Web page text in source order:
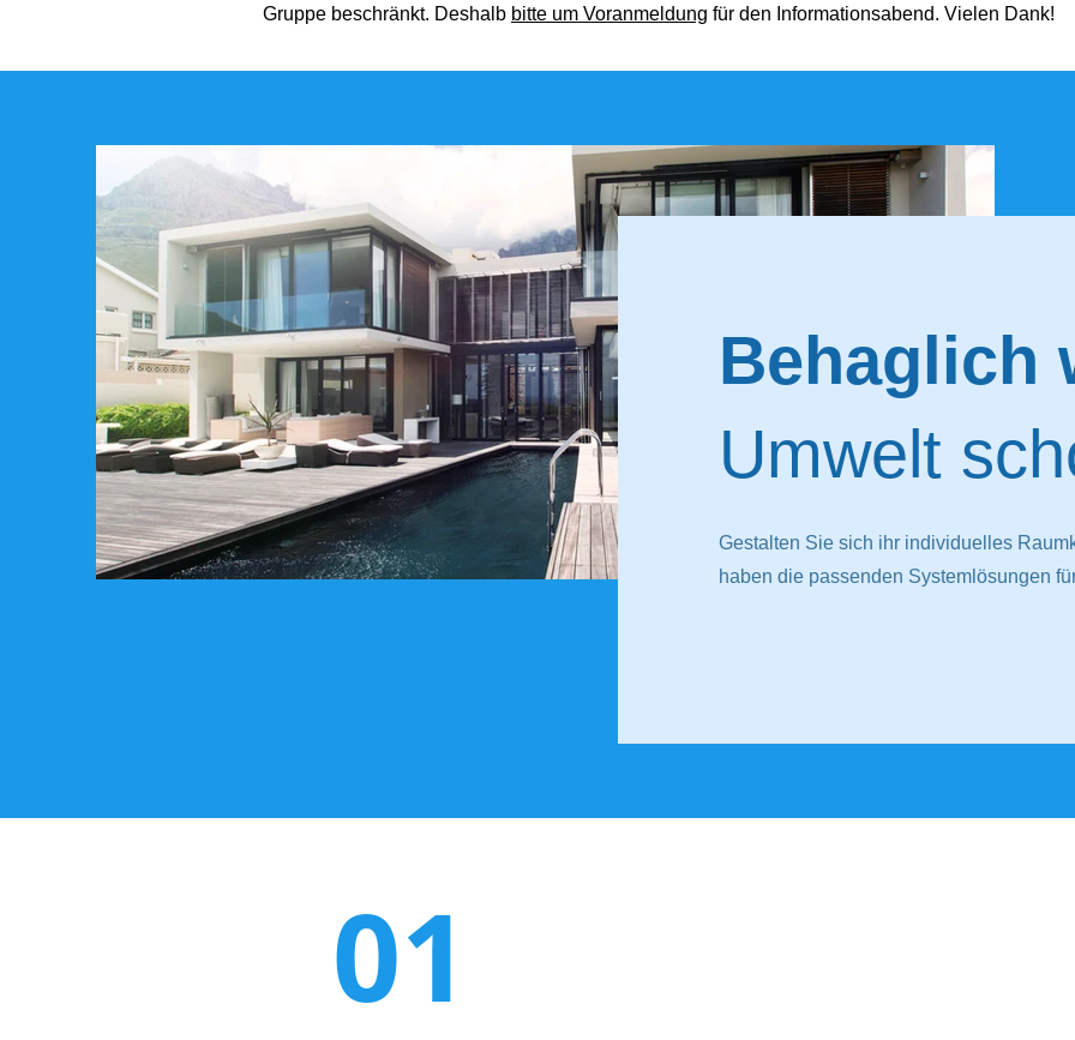
Gruppe beschränkt. Deshalb bitte um Voranmeldung für den Informationsabend. Vielen Dank!
Behaglich
Umwelt
Gestalten Sie sich ihr individuelles
haben die passenden Systemlösungen
01